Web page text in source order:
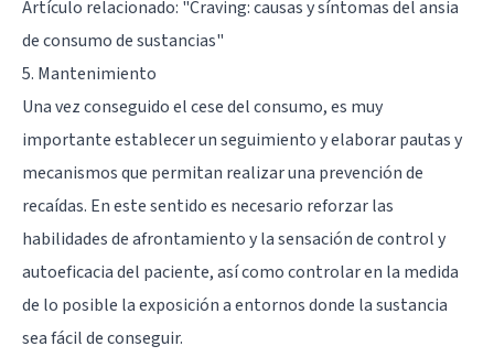
Artículo relacionado: "Craving: causas y síntomas del ansia
de consumo de sustancias"
5. Mantenimiento
Una vez conseguido el cese del consumo, es muy
importante establecer un seguimiento y elaborar pautas y
mecanismos que permitan realizar una prevención de
recaídas. En este sentido es necesario reforzar las
habilidades de afrontamiento y la sensación de control y
autoeficacia del paciente, así como controlar en la medida
de lo posible la exposición a entornos donde la sustancia
sea fácil de conseguir.